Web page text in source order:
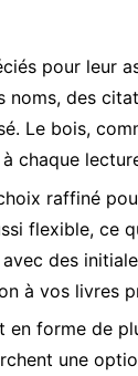
pour leur
noms, des
Le bois,
chaque
raffiné
flexible, ce
des
à vos livres
en forme de
une